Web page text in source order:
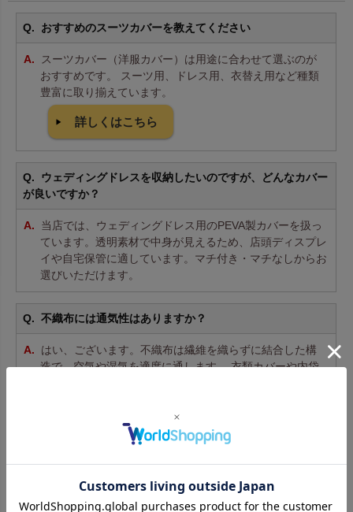
おすすめのスーツカバーを教えてください
スーツカバー（洋服カバー）は用途に合わせて選ぶのが
おすすめです。 スーツ用、ドレス用、衣替え用など種類
豊富に取り揃えています。
詳しくはこちら
ウェディングドレスを収納したいのですが、どんなカバー
が良いですか？
当店では、ウェディングドレス用のPEVA製カバーを扱っ
ています。透明素材で中身が見えるため、店頭ディスプレ
イや自宅保管に適しています。マチ付き・マチなしからお
選びいただけます。
不織布には通気性はありますか？
はい、ございます。不織布は繊維を織らずに結合した構
造で、空気や湿気を適度に通します。 衣類カバーや内袋
不織布の厚みとはなんですか？
詳しくはこちら